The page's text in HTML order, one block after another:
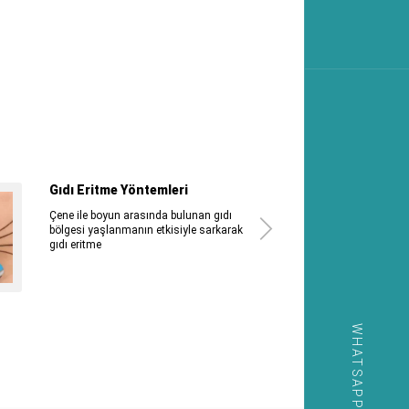
WHATSAPP
Gıdı Eritme Yöntemleri
Çene ile boyun arasında bulunan gıdı
bölgesi yaşlanmanın etkisiyle sarkarak
gıdı eritme